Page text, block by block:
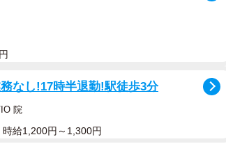
なし!17時半退勤!駅徒歩3分
院
給1,200円～1,300円